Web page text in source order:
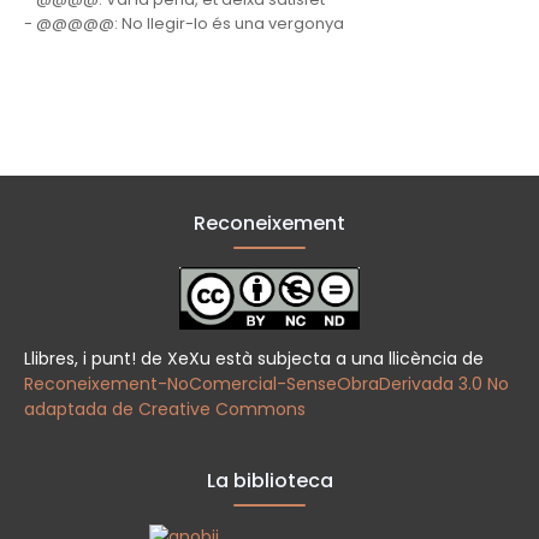
- @@@@@: No llegir-lo és una vergonya
Reconeixement
Llibres, i punt! de XeXu està subjecta a una llicència de
Reconeixement-NoComercial-SenseObraDerivada 3.0 No
adaptada de Creative Commons
La biblioteca